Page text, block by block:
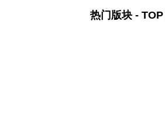
热门版块 -